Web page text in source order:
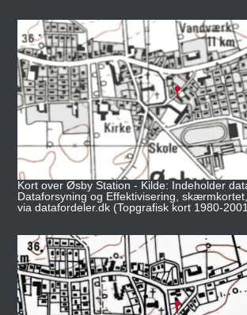
Kort over Øsby Station - Kilde: Indeholder
Dataforsyning og Effektivisering,
via datafordeler.dk (Topgrafisk kort 1980-